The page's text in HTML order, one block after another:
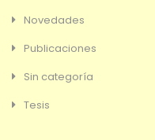
Novedades
Publicaciones
Sin categoría
Tesis